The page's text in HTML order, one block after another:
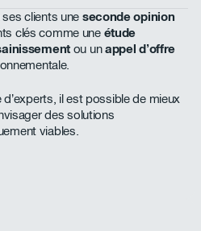
clients une seconde opinion
clés comme une étude
ou unappel d’offre
il est possible de mieux
des solutions
viables.